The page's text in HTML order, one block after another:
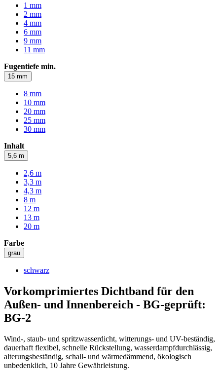
1 mm
2 mm
4 mm
6 mm
9 mm
11 mm
Fugentiefe min.
15 mm
8 mm
10 mm
20 mm
25 mm
30 mm
Inhalt
5,6 m
2,6 m
3,3 m
4,3 m
8 m
12 m
13 m
20 m
Farbe
grau
schwarz
Vorkomprimiertes Dichtband für den
Außen- und Innenbereich - BG-geprüft:
BG-2
Wind-, staub- und spritzwasserdicht, witterungs- und UV-beständig,
dauerhaft flexibel, schnelle Rückstellung, wasserdampfdurchlässig,
alterungsbeständig, schall- und wärmedämmend, ökologisch
unbedenklich, 10 Jahre Gewährleistung.